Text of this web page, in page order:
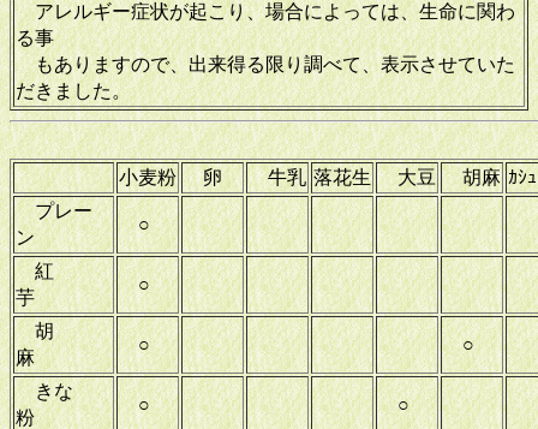
アレルギー症状が起こり、場合によっては、生命に関わ
る事
もありますので、出来得る限り調べて、表示させていた
だきました。
小麦粉 卵 牛乳 落花生 大豆 胡麻 ｶｼ
プレー
ン
○
紅
芋
○
胡
麻
○ ○
きな
粉
○ ○